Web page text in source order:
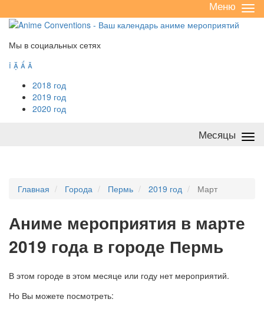
/
Меню
Мы в социальных сетях
   
2018 год
2019 год
2020 год
Месяцы
Главная Города Пермь 2019 год Март
Аниме мероприятия в марте
2019 года в городе Пермь
В этом городе в этом месяце или году нет мероприятий.
Но Вы можете посмотреть: